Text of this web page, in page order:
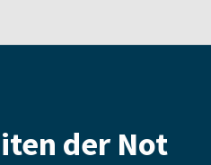
der Not